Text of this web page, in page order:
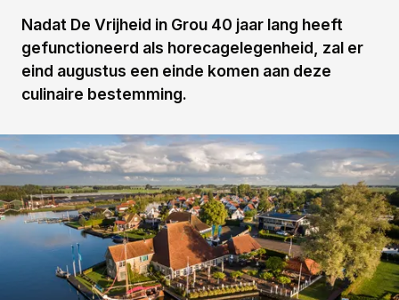
Nadat De Vrijheid in Grou 40 jaar lang heeft
gefunctioneerd als horecagelegenheid, zal er
eind augustus een einde komen aan deze
culinaire bestemming.